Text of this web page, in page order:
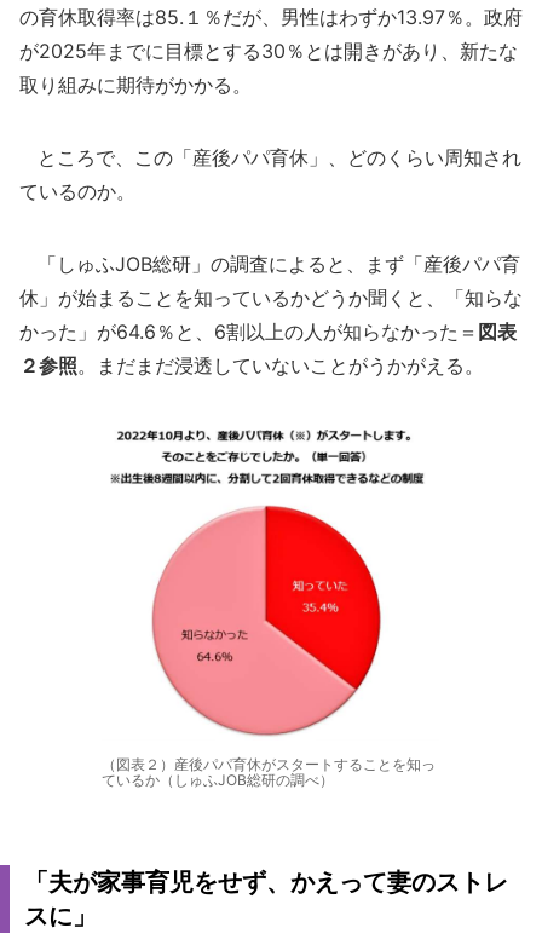
の育休取得率は85.１％だが、男性はわずか13.97％。政府
が2025年までに目標とする30％とは開きがあり、新たな
取り組みに期待がかかる。
ところで、この「産後パパ育休」、どのくらい周知され
ているのか。
「しゅふJOB総研」の調査によると、まず「産後パパ育
休」が始まることを知っているかどうか聞くと、「知らな
かった」が64.6％と、6割以上の人が知らなかった＝ 図表
２参照。まだまだ浸透していないことがうかがえる。
（図表２）産後パパ育休がスタートすることを知っ
ているか（しゅふJOB総研の調べ）
「夫が家事育児をせず、かえって妻のストレ
スに」